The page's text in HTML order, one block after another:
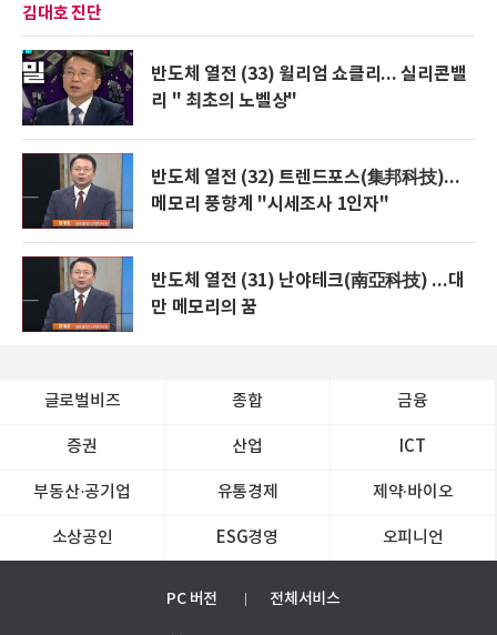
김대호 진단
반도체 열전 (33) 윌리엄 쇼클리... 실리콘밸
리 " 최초의 노벨상"
반도체 열전 (32) 트렌드포스(集邦科技)...
메모리 풍향계 "시세조사 1인자"
반도체 열전 (31) 난야테크(南亞科技) ...대
만 메모리의 꿈
글로벌비즈 종합 금융
증권 산업 ICT
부동산·공기업 유통경제 제약∙바이오
소상공인 ESG경영 오피니언
PC 버전 전체서비스